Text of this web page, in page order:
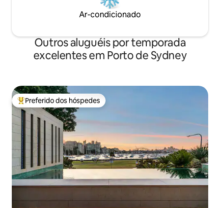
Ar-condicionado
Outros aluguéis por temporada
excelentes em Porto de Sydney
Entre os melhores preferidos dos hóspedes
Preferido dos hóspedes